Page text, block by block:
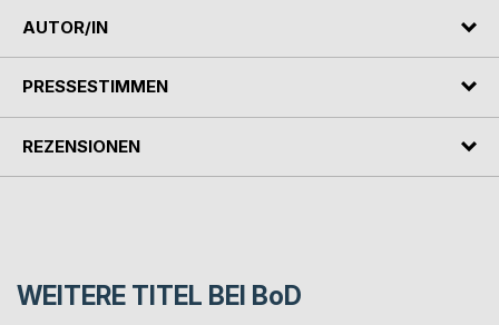
AUTOR/IN
PRESSESTIMMEN
REZENSIONEN
WEITERE TITEL BEI BoD